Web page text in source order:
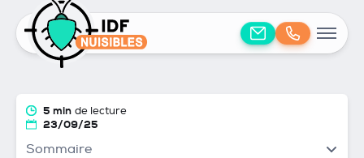
5 min de lecture
23/09/25
Sommaire